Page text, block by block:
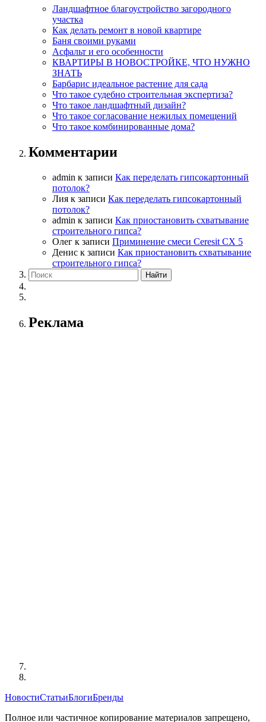
Ландшафтное благоустройство загородного
участка
Как делать ремонт в новой квартире
Баня своими руками
Асфальт и его особенности
КВАРТИРЫ В НОВОСТРОЙКЕ, ЧТО НУЖНО
ЗНАТЬ
Барбарис идеальное растение для сада
Что такое судебно строительная экспертиза?
Что такое ландшафтный дизайн?
Что такое согласование нежилых помещений
Что такое комбинированные дома?
Комментарии
admin к записи Как переделать гипсокартонный
потолок?
Лия к записи Как переделать гипсокартонный
потолок?
admin к записи Как приостановить схватывание
строительного гипса?
Олег к записи Приминение смеси Ceresit СХ 5
Денис к записи Как приостановить схватывание
строительного гипса?
Реклама
НовостиСтатьиБлогиБренды
Полное или частичное копирование материалов запрещено,